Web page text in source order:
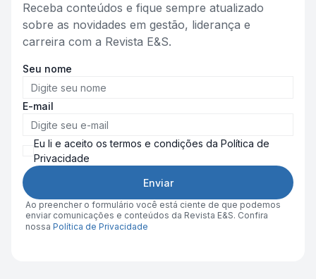
Receba conteúdos e fique sempre atualizado
sobre as novidades em gestão, liderança e
carreira com a Revista E&S.
Seu nome
E-mail
Eu li e aceito os termos e condições da Política de
Privacidade
Enviar
Ao preencher o formulário você está ciente de que podemos
enviar comunicações e conteúdos da Revista E&S. Confira
nossa Política de Privacidade